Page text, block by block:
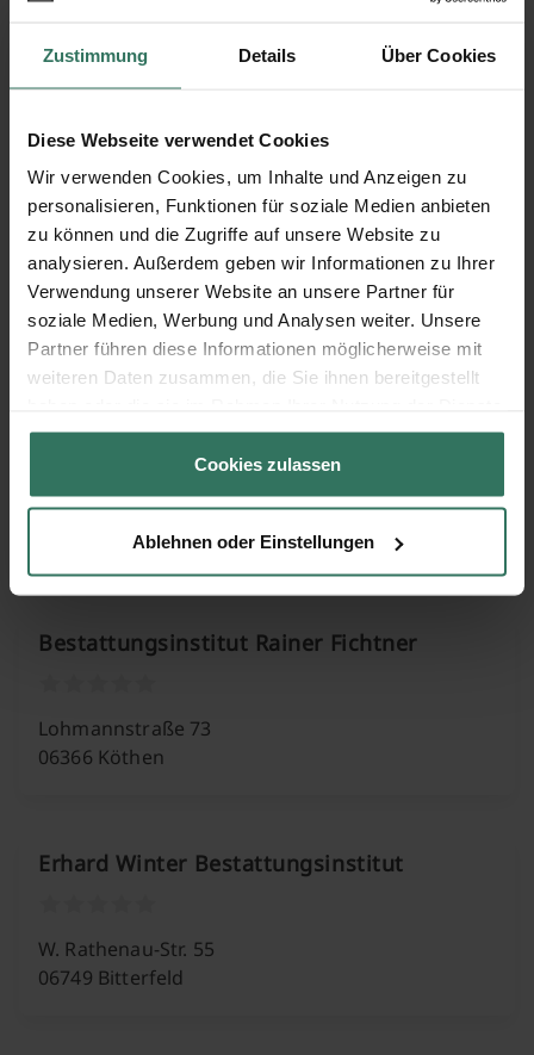
Zustimmung Details Über Cookies
Diese Webseite verwendet Cookies
Wir verwenden Cookies, um Inhalte und Anzeigen zu
personalisieren, Funktionen für soziale Medien anbieten
zu können und die Zugriffe auf unsere Website zu
analysieren. Außerdem geben wir Informationen zu Ihrer
Verwendung unserer Website an unsere Partner für
soziale Medien, Werbung und Analysen weiter. Unsere
Partner führen diese Informationen möglicherweise mit
weiteren Daten zusammen, die Sie ihnen bereitgestellt
gesammelt haben.
Cookies zulassen
Ablehnen oder Einstellungen
Lindauerstr. 24
39261 Zerbst
Bestattungshaus Paul Temme
Leipziger Straße 14A
06766 Wolfen
Friedensstraße 21
06749 Bitterfeld
Bestattungsinstitut Rainer Fichtner
Lohmannstraße 73
06366 Köthen
Erhard Winter Bestattungsinstitut
W. Rathenau-Str. 55
06749 Bitterfeld